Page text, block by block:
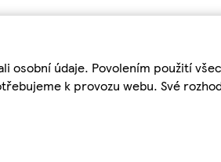
osobní údaje. Povolením použití
k provozu webu. Své